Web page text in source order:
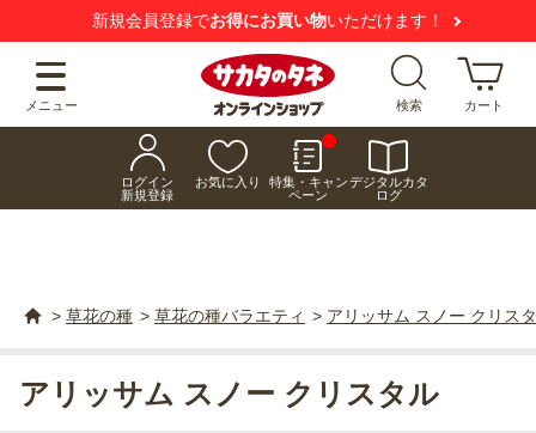
新規会員登録でお得にお買い物いただけます！
メニュー 検索 カート
ログイン
新規登録
お気に入り
特集・キャン
ペーン
デジタルカタ
ログ
> 草花の種 > 草花の種バラエティ > アリッサム スノー クリス
アリッサム スノー クリスタル